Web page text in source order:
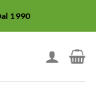
1990